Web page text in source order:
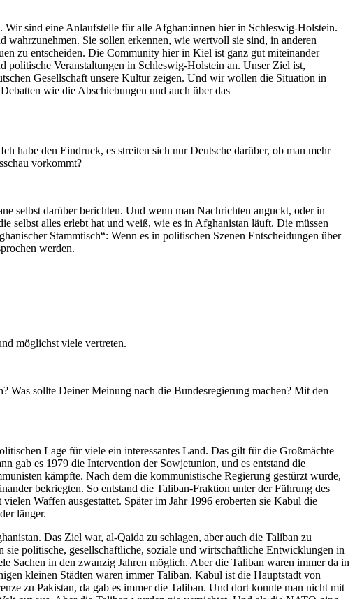
sind eine Anlaufstelle für alle Afghan:innen hier in Schleswig-Holstein.
wahrzunehmen. Sie sollen erkennen, wie wertvoll sie sind, in anderen
zu entscheiden. Die Community hier in Kiel ist ganz gut miteinander
Veranstaltungen in Schleswig-Holstein an. Unser Ziel ist,
Gesellschaft unsere Kultur zeigen. Und wir wollen die Situation in
wie die Abschiebungen und auch über das
habe den Eindruck, es streiten sich nur Deutsche darüber, ob man mehr
vorkommt?
selbst darüber berichten. Und wenn man Nachrichten anguckt, oder in
selbst alles erlebt hat und weiß, wie es in Afghanistan läuft. Die müssen
Stammtisch“: Wenn es in politischen Szenen Entscheidungen über
werden.
möglichst viele vertreten.
Was sollte Deiner Meinung nach die Bundesregierung machen? Mit den
Lage für viele ein interessantes Land. Das gilt für die Großmächte
gab es 1979 die Intervention der Sowjetunion, und es entstand die
kämpfte. Nach dem die kommunistische Regierung gestürzt wurde,
bekriegten. So entstand die Taliban-Fraktion unter der Führung des
Waffen ausgestattet. Später im Jahr 1996 eroberten sie Kabul die
länger.
Das Ziel war, al-Qaida zu schlagen, aber auch die Taliban zu
politische, gesellschaftliche, soziale und wirtschaftliche Entwicklungen in
Sachen in den zwanzig Jahren möglich. Aber die Taliban waren immer da in
kleinen Städten waren immer Taliban. Kabul ist die Hauptstadt von
zu Pakistan, da gab es immer die Taliban. Und dort konnte man nicht mit